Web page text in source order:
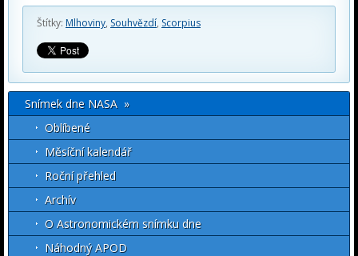
Štítky: Mlhoviny, Souhvězdí, Scorpius
Snímek dne NASA »
Oblíbené
Měsíční kalendář
Roční přehled
Archív
O Astronomickém snímku dne
Náhodný APOD